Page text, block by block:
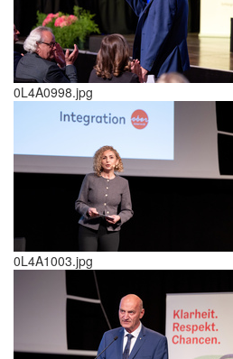
0L4A0998.jpg
0L4A1003.jpg